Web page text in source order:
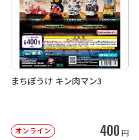
まちぼうけ キン肉マン3
オンライン 400 円